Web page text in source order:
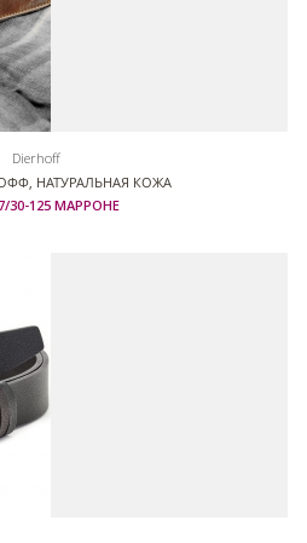
Dierhoff
НАТУРАЛЬНАЯ КОЖА
30-125 МАРРОНЕ